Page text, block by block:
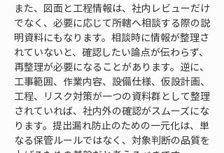
また、図面と工程情報は、社内レビューだけ
でなく、必要に応じて所轄へ相談する際の説
明資料にもなります。相談時に情報が整理さ
れていないと、確認したい論点が伝わらず、
再整理が必要になることがあります。逆に、
工事範囲、作業内容、設備仕様、仮設計画、
工程、リスク対策が一つの資料群として整理
されていれば、社内外の確認がスムーズにな
ります。提出漏れ防止のための一元化は、単
なる保管ルールではなく、対象判断の品質を